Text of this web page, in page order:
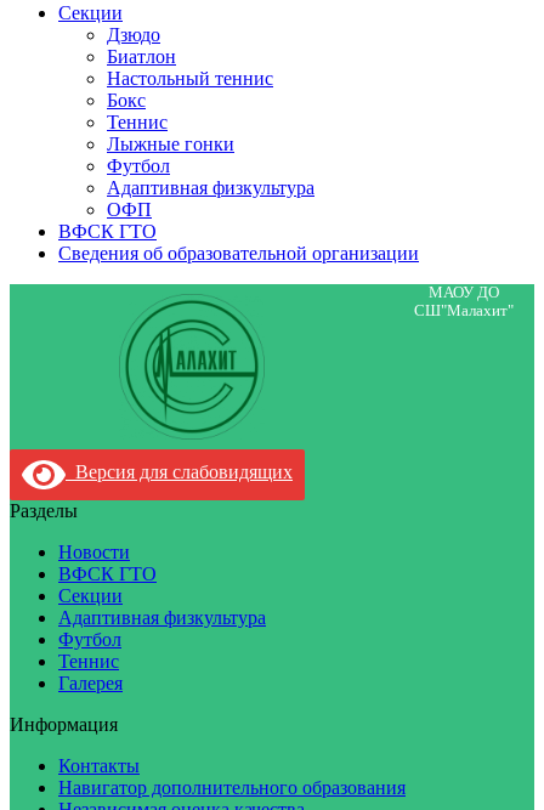
Секции
Дзюдо
Биатлон
Настольный теннис
Бокс
Теннис
Лыжные гонки
Футбол
Адаптивная физкультура
ОФП
ВФСК ГТО
Сведения об образовательной организации
МАОУ ДО
СШ"Малахит"
Версия для слабовидящих
Разделы
Новости
ВФСК ГТО
Секции
Адаптивная физкультура
Футбол
Теннис
Галерея
Информация
Контакты
Навигатор дополнительного образования